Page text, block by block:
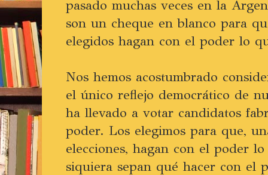
pasado muchas veces en la
son un cheque en blanco para
elegidos hagan con el poder lo
Nos hemos acostumbrado
el único reflejo democrático de
ha llevado a votar candidatos
poder. Los elegimos para que,
elecciones, hagan con el poder
siquiera sepan qué hacer con el